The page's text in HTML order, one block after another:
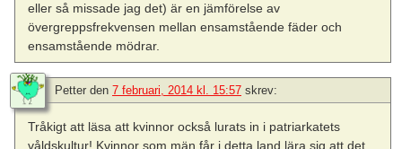
eller så missade jag det) är en jämförelse av
övergreppsfrekvensen mellan ensamstående fäder och
ensamstående mödrar.
Petter den 7 februari, 2014 kl. 15:57 skrev:
Tråkigt att läsa att kvinnor också lurats in i patriarkatets
våldskultur! Kvinnor som män får i detta land lära sig att det